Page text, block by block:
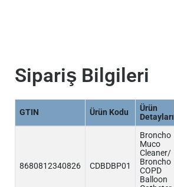
Sipariş Bilgileri
GTIN Ürün Kodu
Ürün
Detayları
8680812340826 CDBDBP01
Broncho
Muco
Cleaner/
Broncho
COPD
Balloon